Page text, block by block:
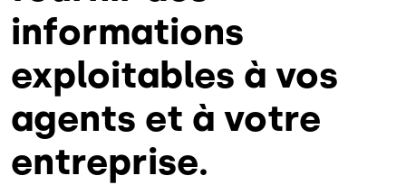
informations
exploitables à vos
agents et à votre
entreprise.